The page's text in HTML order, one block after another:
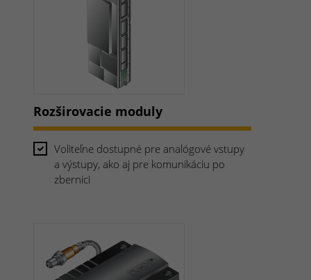
Rozširovacie moduly
Voliteľne dostupné pre analógové vstupy
a výstupy, ako aj pre komunikáciu po
zbernici